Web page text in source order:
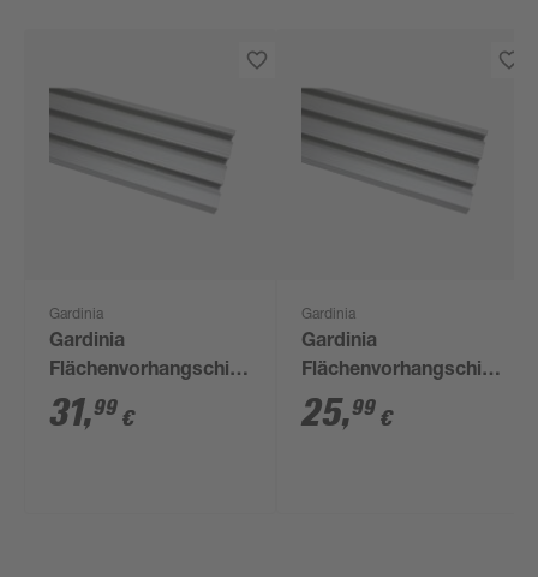
Gardinia
Gardinia
Flächenvorhangschiene
'Atlanta' silbern 210
cm
31,99 €
Gardinia
Gardinia
Flächenvorhangschiene
'Atlanta' silbern 160
cm
25,99 €